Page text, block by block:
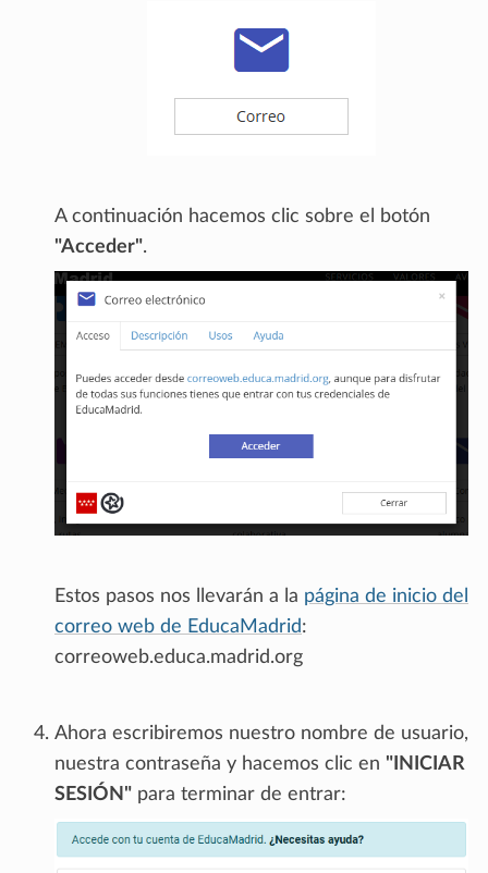
A continuación hacemos clic sobre el botón
"Acceder".
Estos pasos nos llevarán a la página de inicio del
correo web de EducaMadrid:
correoweb.educa.madrid.org
Ahora escribiremos nuestro nombre de usuario,
nuestra contraseña y hacemos clic en "INICIAR
SESIÓN" para terminar de entrar: